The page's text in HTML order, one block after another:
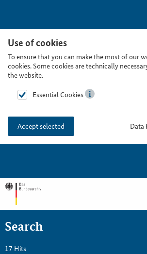
Use of cookies
To ensure that you can make the most of our
cookies. Some cookies are technically
the website.
Essential Cookies
Accept selected Data
Search
17 Hits